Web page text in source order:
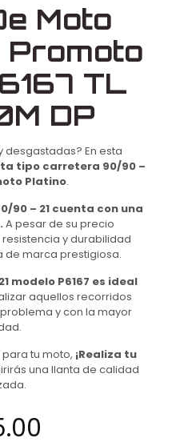
Moto
TL
DP
desgastadas? En esta
tipo carretera 90/90 –
Platino.
90 – 21 cuenta con una
A pesar de su precio
y durabilidad
de marca prestigiosa.
modelo P6167 es ideal
aquellos recorridos
y con la mayor
tu moto, ¡Realiza tu
una llanta de calidad